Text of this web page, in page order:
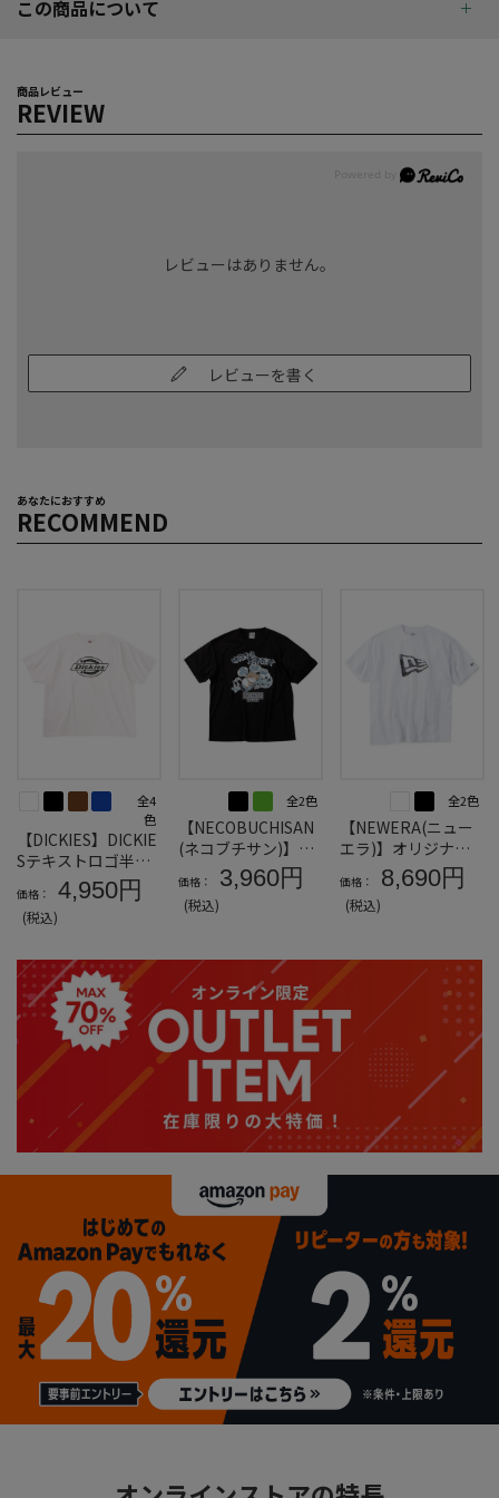
この商品について
商品レビュー
REVIEW
レビューはありません。
レビューを書く
あなたにおすすめ
RECOMMEND
全4
色
【DICKIES】DICKIE
Sテキストロゴ半袖T
シャツ＊カタログ商
品
価格： 4,950円
(税込)
全2色
【NECOBUCHISAN
(ネコブチサン)】DR
Yハニカムメッシュ
半袖TシャツA＊カ
タログ商品
価格： 3,960円
(税込)
全2色
【NEWERA(ニュー
エラ)】オリジナル
ペイズリーフラッグ
半袖Tシャツ＊カタ
ログ商品
価格： 8,690円
(税込)